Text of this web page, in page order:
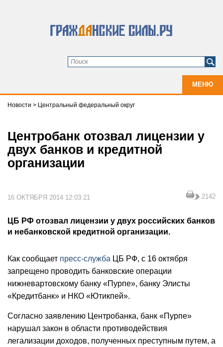
МЕНЮ
Новости > Центральный федеральный округ
Центробанк отозвал лицензии у
двух банков и кредитной
организации
16 ОКТЯБРЯ 2014 12:03:21 2142
ЦБ РФ отозвал лицензии у двух российских банков
и небанковской кредитной организации.
Как сообщает пресс-служба ЦБ РФ, с 16 октября
запрещено проводить банковские операции
нижневартовскому банку «Пурпе», банку Элисты
«Кредитбанк» и НКО «Ютикпей».
Согласно заявлению Центробанка, банк «Пурпе»
нарушал закон в области противодействия
легализации доходов, полученных преступным путем, а